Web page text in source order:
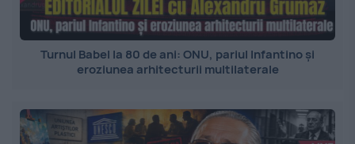
Turnul Babel la 80 de ani: ONU, pariul Infantino și
eroziunea arhitecturii multilaterale